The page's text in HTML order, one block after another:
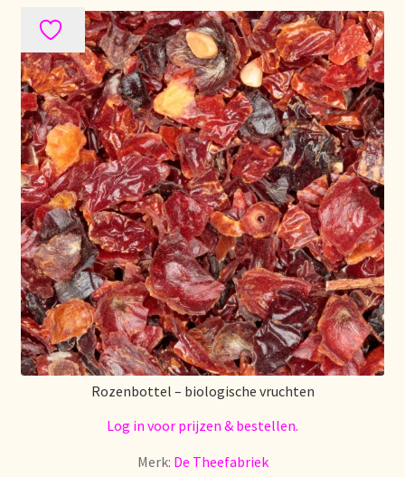
Rozenbottel – biologische vruchten
Log in voor prijzen & bestellen.
Merk: De Theefabriek